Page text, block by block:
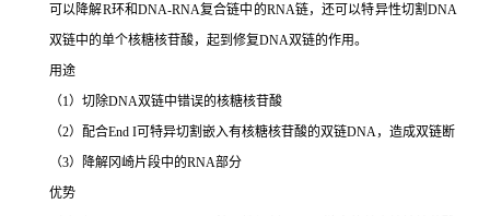
可以降解R环和DNA-RNA复合链中的RNA链，还可以特异性切割DNA
双链中的单个核糖核苷酸，起到修复DNA双链的作用。
用途
（1）切除DNA双链中错误的核糖核苷酸
（2）配合End I可特异切割嵌入有核糖核苷酸的双链DNA，造成双链断
（3）降解冈崎片段中的RNA部分
优势